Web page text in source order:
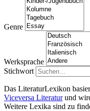
Genre
Werksprache
Stichwort
Das LiteraturLexikon
Viceversa Literaturund
Weitere Lexika sind zu